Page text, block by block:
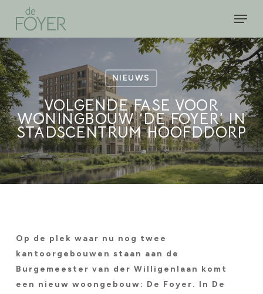
main
content
NIEUWS
VOLGENDE FASE VOOR
WONINGBOUW ‘DE FOYER’ IN
STADSCENTRUM HOOFDDORP
Op de plek waar nu nog twee
kantoorgebouwen staan aan de
Burgemeester van der Willigenlaan komt
een nieuw woongebouw: De Foyer. In De
Close
Menu